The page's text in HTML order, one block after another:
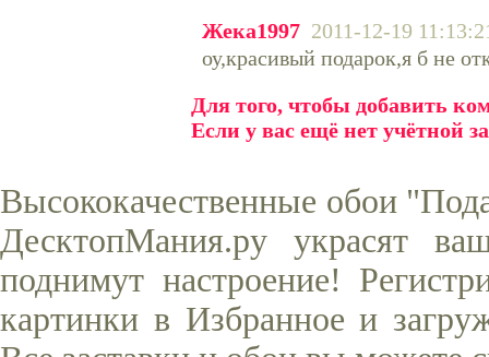
Жека1997 2011-12-19
оу,красивый подарок,я б не
Для того, чтобы добавить
Если у вас ещё нет учётной
Высококачественные обои
ДесктопМания.ру украсят
поднимут настроение!
картинки в Избранное и